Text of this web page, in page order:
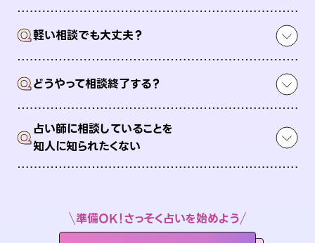
Q軽い相談でも大丈夫？
Qどうやって相談終了する？
Q占い師に相談していることを
知人に知られたくない
準備OK！さっそく占いを始めよう